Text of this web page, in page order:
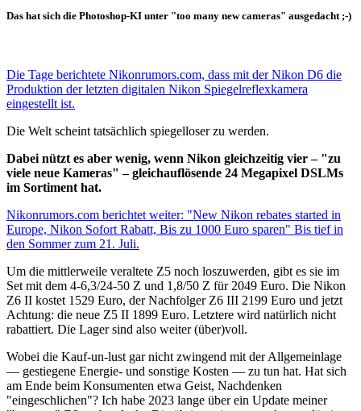
Das hat sich die Photoshop-KI unter "too many new cameras" ausgedacht ;-)
Die Tage berichtete Nikonrumors.com, dass mit der Nikon D6 die
Produktion der letzten digitalen Nikon Spiegelreflexkamera
eingestellt ist.
Die Welt scheint tatsächlich spiegelloser zu werden.
Dabei nützt es aber wenig, wenn Nikon gleichzeitig vier – "zu
viele neue Kameras" – gleichauflösende 24 Megapixel DSLMs
im Sortiment hat.
Nikonrumors.com berichtet weiter: "New Nikon rebates started in
Europe, Nikon Sofort Rabatt, Bis zu 1000 Euro sparen" Bis tief in
den Sommer zum 21. Juli.
Um die mittlerweile veraltete Z5 noch loszuwerden, gibt es sie im
Set mit dem 4-6,3/24-50 Z und 1,8/50 Z für 2049 Euro. Die Nikon
Z6 II kostet 1529 Euro, der Nachfolger Z6 III 2199 Euro und jetzt
Achtung: die neue Z5 II 1899 Euro. Letztere wird natürlich nicht
rabattiert. Die Lager sind also weiter (über)voll.
Wobei die Kauf-un-lust gar nicht zwingend mit der Allgemeinlage
— gestiegene Energie- und sonstige Kosten — zu tun hat. Hat sich
am Ende beim Konsumenten etwa Geist, Nachdenken
"eingeschlichen"? Ich habe 2023 lange über ein Update meiner